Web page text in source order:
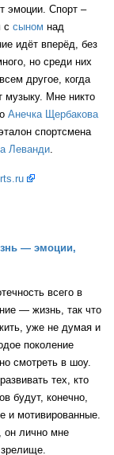
эмоции. Спорт –
с сыном над
идёт вперёд, без
но среди них
другое, когда
музыку. Мне никто
Анечка Щербакова
спортсмена
Леванди.
— эмоции,
всего в
— жизнь, так что
уже не думая и
поколение
смотреть в шоу.
тех, кто
будут, конечно,
и мотивированные.
он лично мне